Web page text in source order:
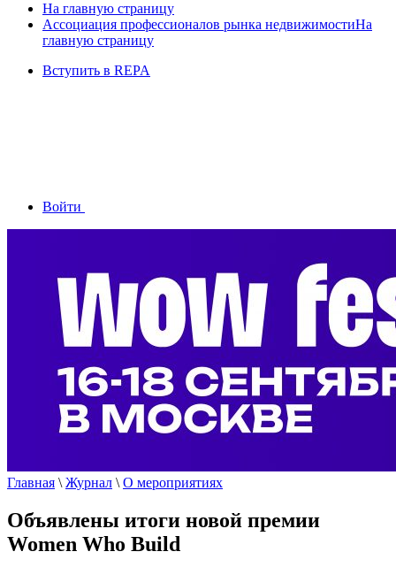
На главную страницу
Ассоциация профессионалов рынка недвижимостиНа
главную страницу
Вступить в REPA
Войти
Главная \ Журнал \ О мероприятиях
Объявлены итоги новой премии
Women Who Build